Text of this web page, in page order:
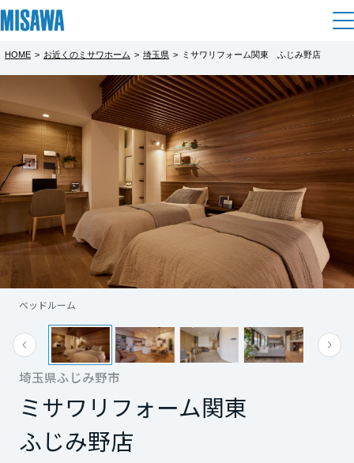
住まい
建てる [注文住宅]
商品ラインアップ
デザイン
テクノロジー（住まいの性能）
建築事例・建築実例
デザイナーズギャラリー
インテリア
住まいづくりガイド
買う
土地活用
個人のお客さま
賃貸住宅
賃貸併用住宅
店舗・各種施設
土地活用モデルルーム見学
土地活用実例
法人のお客さま
リフォーム
戸建て・マンション
ミサワリフォームとは
リフォームの流れ
リフォームメニュー
リフォーム事例
事業用
まちづくり
複合開発・投資開発
複合開発事業（ASMACI-アスマチ-）
再開発・官民連携事業
分譲マンション開発事業
収益不動産・投資開発事業
オーナーサポート
サポートメニュー
住まいるりんぐ（ロングサポート）
保証制度
アフターメンテナンス
企 業・IR情報
企業・IR
ニュース
展示場・イベント情報
カタログ請求
住まいのご相談
HOME > お近くのミサワホーム > 埼玉県 > ミサワリフォーム関東 ふじみ野店
埼玉県ふじみ野市
ミサワリフォーム関東
ふじみ野店
ベッドルーム
都道府県を選択
北海道
北海道
東北
青森県
岩手県
宮城県